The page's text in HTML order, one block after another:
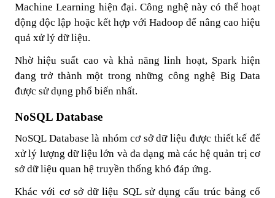
Machine Learning hiện đại. Công nghệ này có thể hoạt
động độc lập hoặc kết hợp với Hadoop để nâng cao hiệu
quả xử lý dữ liệu.
Nhờ hiệu suất cao và khả năng linh hoạt, Spark hiện
đang trở thành một trong những công nghệ Big Data
được sử dụng phổ biến nhất.
NoSQL Database
NoSQL Database là nhóm cơ sở dữ liệu được thiết kế để
xử lý lượng dữ liệu lớn và đa dạng mà các hệ quản trị cơ
sở dữ liệu quan hệ truyền thống khó đáp ứng.
Khác với cơ sở dữ liệu SQL sử dụng cấu trúc bảng cố